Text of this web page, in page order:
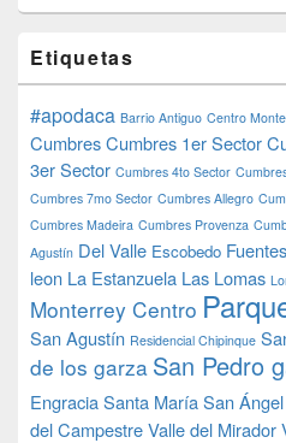
Etiquetas
#apodaca Barrio Antiguo Centro
CumbresCumbres 1er Sector
3er Sector Cumbres 4to Sector
Cumbres 7mo Sector Cumbres Allegro
Cumbres Madeira Cumbres Provenza
Agustín Del Valle Escobedo
leon La Estanzuela Las Lomas
Monterrey Centro
San Agustín Residencial Chipinque
de los garza San Pedro
EngraciaSanta MaríaSan Ángel
del CampestreValle del Mirador